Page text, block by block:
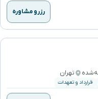
رزرو مشاوره
تهران
قرارداد و تعهدات